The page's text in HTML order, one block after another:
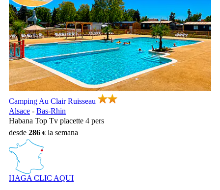
Camping Au Clair Ruisseau, Camping Alsace
Camping Au Clair Ruisseau
Alsace - Bas-Rhin
Habana Top Tv placette 4 pers
desde 286 la semana
HAGA CLIC AQUI